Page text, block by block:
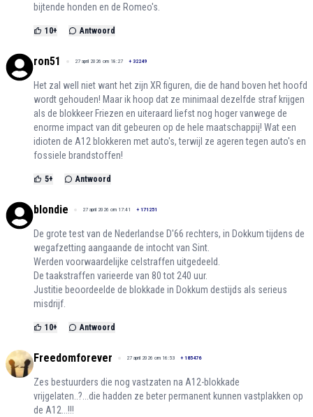
bijtende honden en de Romeo's.
10+ Antwoord
ron51 27 april 2026 om 18:27 + 32249
Het zal well niet want het zijn XR figuren, die de hand boven het hoofd
wordt gehouden! Maar ik hoop dat ze minimaal dezelfde straf krijgen
als de blokkeer Friezen en uiteraard liefst nog hoger vanwege de
enorme impact van dit gebeuren op de hele maatschappij! Wat een
idioten de A12 blokkeren met auto's, terwijl ze ageren tegen auto's en
fossiele brandstoffen!
5+ Antwoord
blondie 27 april 2026 om 17:41 + 171251
De grote test van de Nederlandse D'66 rechters, in Dokkum tijdens de
wegafzetting aangaande de intocht van Sint.
Werden voorwaardelijke celstraffen uitgedeeld.
De taakstraffen varieerde van 80 tot 240 uur.
Justitie beoordeelde de blokkade in Dokkum destijds als serieus
misdrijf.
10+ Antwoord
Freedomforever 27 april 2026 om 16:53 + 185476
Zes bestuurders die nog vastzaten na A12-blokkade
vrijgelaten..?...die hadden ze beter permanent kunnen vastplakken op
de A12...!!!